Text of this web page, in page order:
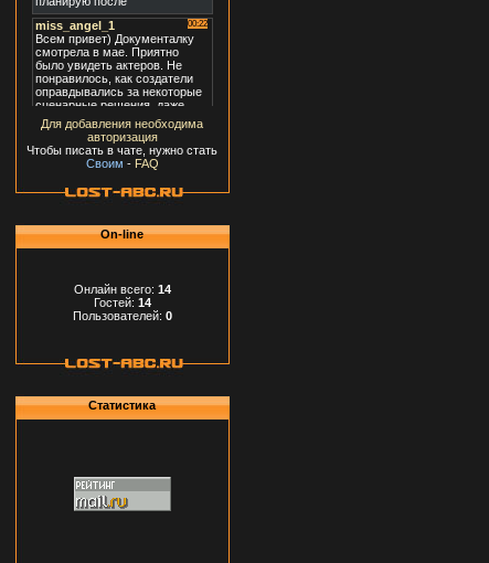
Для добавления необходима
авторизация
Чтобы писать в чате, нужно стать
Своим - FAQ
On-line
Онлайн всего: 14
Гостей: 14
Пользователей: 0
Статистика